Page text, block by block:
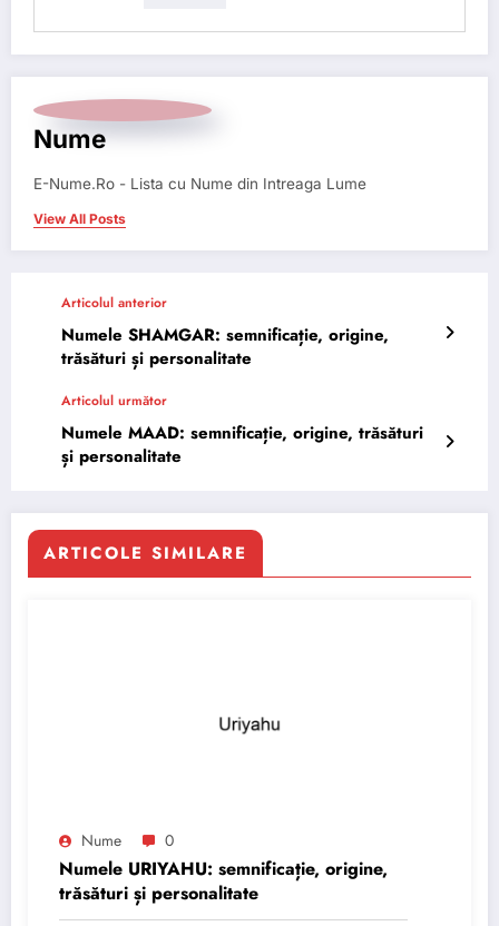
Nume
E-Nume.Ro - Lista cu Nume din Intreaga Lume
View All Posts
Articolul anterior
Numele SHAMGAR: semnificație, origine,
trăsături și personalitate
Articolul următor
Numele MAAD: semnificație, origine, trăsături
și personalitate
ARTICOLE SIMILARE
Nume 0
Numele URIYAHU: semnificație, origine,
trăsături și personalitate